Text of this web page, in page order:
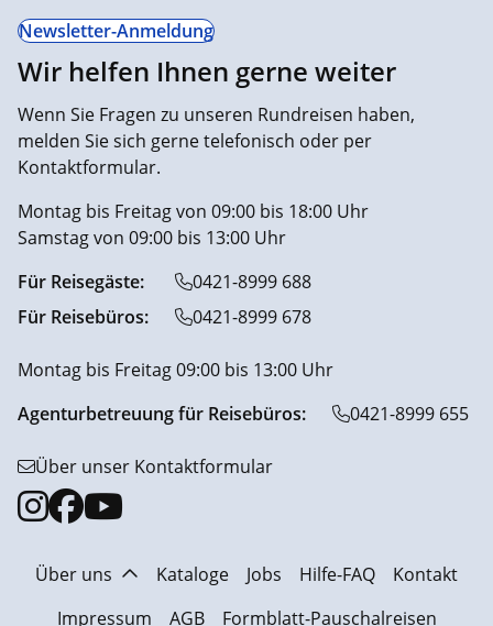
Newsletter-Anmeldung
Wir helfen Ihnen gerne weiter
Wenn Sie Fragen zu unseren Rundreisen haben,
melden Sie sich gerne telefonisch oder per
Kontaktformular.
Montag bis Freitag von 09:00 bis 18:00 Uhr
Samstag von 09:00 bis 13:00 Uhr
Für Reisegäste:
0421-8999 688
Für Reisebüros:
0421-8999 678
Montag bis Freitag 09:00 bis 13:00 Uhr
Agenturbetreuung für Reisebüros:
0421-8999 655
Über unser Kontaktformular
Über uns Kataloge Jobs Hilfe-FAQ
Kontakt
Impressum
AGB Formblatt-Pauschalreisen